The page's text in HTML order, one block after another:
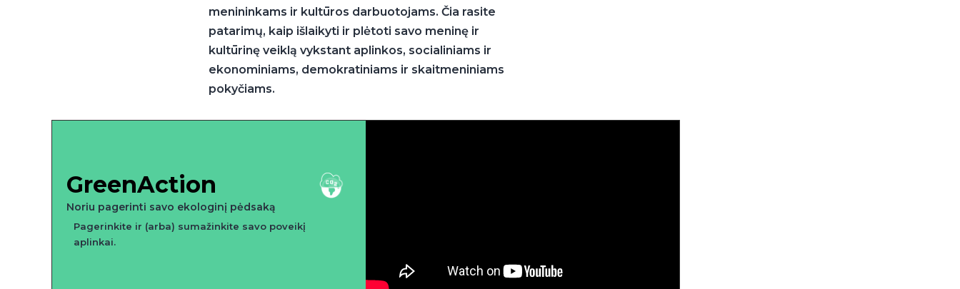
menininkams ir kultūros darbuotojams. Čia rasite
patarimų, kaip išlaikyti ir plėtoti savo meninę ir
kultūrinę veiklą vykstant aplinkos, socialiniams ir
ekonominiams, demokratiniams ir skaitmeniniams
pokyčiams.
GreenAction
Noriu pagerinti savo ekologinį pėdsaką
Pagerinkite ir (arba) sumažinkite savo poveikį
aplinkai.